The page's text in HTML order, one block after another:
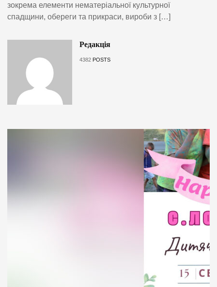
зокрема елементи нематеріальної культурної
спадщини, обереги та прикраси, вироби з […]
Редакція
4382 POSTS